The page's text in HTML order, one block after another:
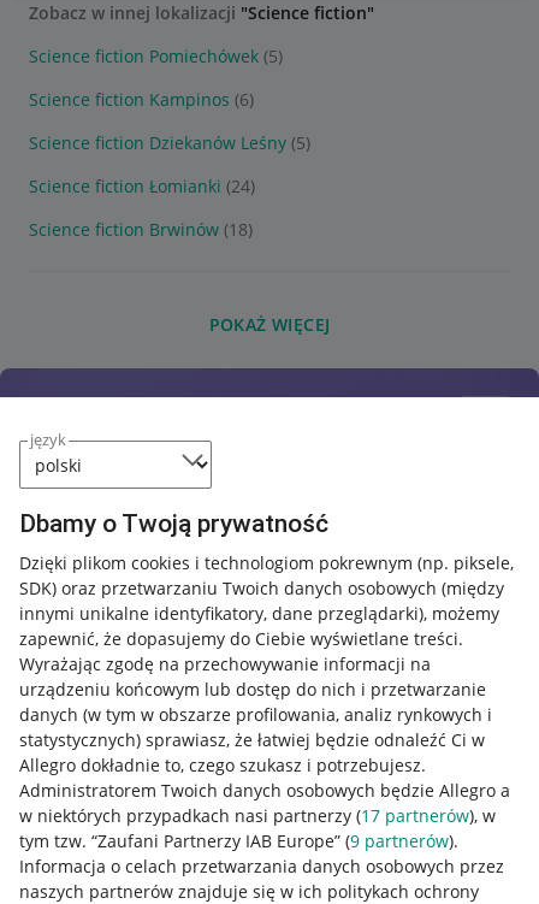
język
Dbamy o Twoją prywatność
Dzięki plikom cookies i technologiom pokrewnym (np. piksele,
SDK) oraz przetwarzaniu Twoich danych osobowych (między
innymi unikalne identyfikatory, dane przeglądarki), możemy
zapewnić, że dopasujemy do Ciebie wyświetlane treści.
Wyrażając zgodę na przechowywanie informacji na
urządzeniu końcowym lub dostęp do nich i przetwarzanie
danych (w tym w obszarze profilowania, analiz rynkowych i
statystycznych) sprawiasz, że łatwiej będzie odnaleźć Ci w
Allegro dokładnie to, czego szukasz i potrzebujesz.
Administratorem Twoich danych osobowych będzie Allegro a
w niektórych przypadkach nasi partnerzy (17 partnerów), w
tym tzw. “Zaufani Partnerzy IAB Europe” (9 partnerów).
Informacja o celach przetwarzania danych osobowych przez
naszych partnerów znajduje się w ich politykach ochrony
Zobacz w innej lokalizacji "Science fiction"
Science fiction Pomiechówek (5)
Science fiction Kampinos (6)
Science fiction Dziekanów Leśny (5)
Science fiction Łomianki (24)
Science fiction Brwinów (18)
POKAŻ WIĘCEJ
Przydatne informacje